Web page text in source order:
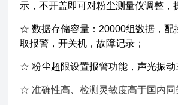
示，不开盖即可对粉尘测量仪调整，
☆ 数据存储容量：20000组数据，配
取报警，开关机，故障记录；
☆ 粉尘超限设置报警功能，声光振动
☆ 准确性高、检测灵敏度高于国内同